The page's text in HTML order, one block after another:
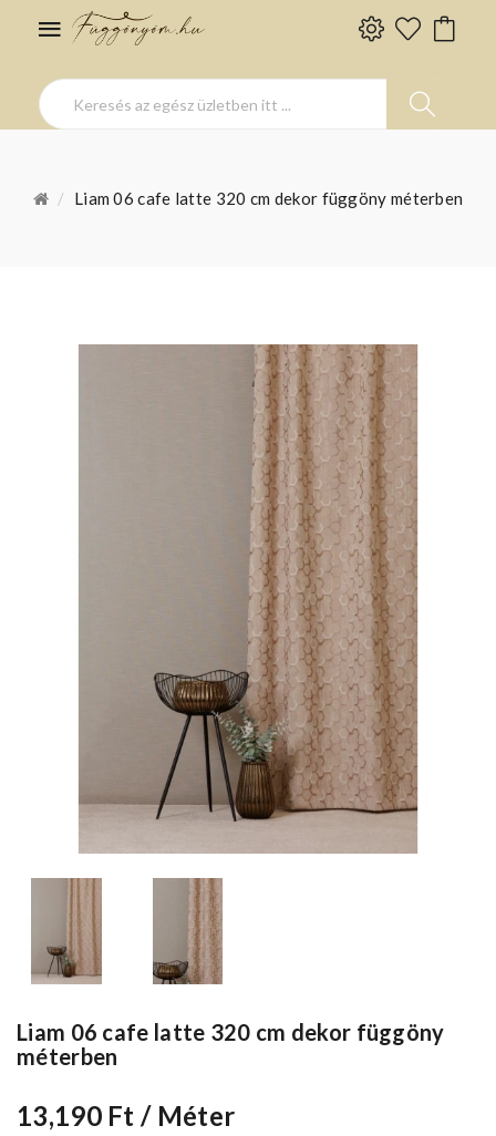
Liam 06 cafe latte 320 cm dekor függöny méterben
Liam 06 cafe latte 320 cm dekor függöny
méterben
13,190 Ft/ Méter